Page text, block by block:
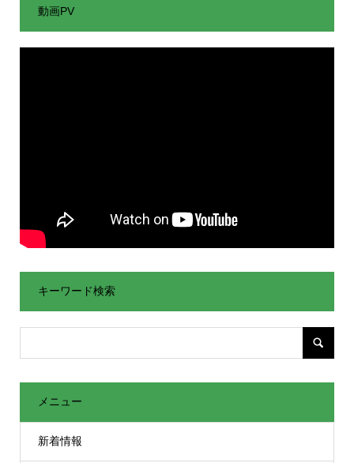
動画PV
キーワード検索
メニュー
新着情報